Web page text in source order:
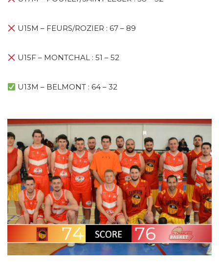
U15M – FEURS/ROZIER : 67 – 89
U15F – MONTCHAL : 51 – 52
U13M – BELMONT : 64 – 32